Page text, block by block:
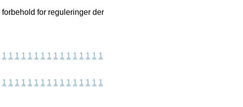
for reguleringer der
1 1 1 1 1 1 1 1 1 1 1 1 1 1 1 1
1 1 1 1 1 1 1 1 1 1 1 1 1 1 1 1